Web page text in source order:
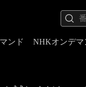
ンド NHKオンデマ